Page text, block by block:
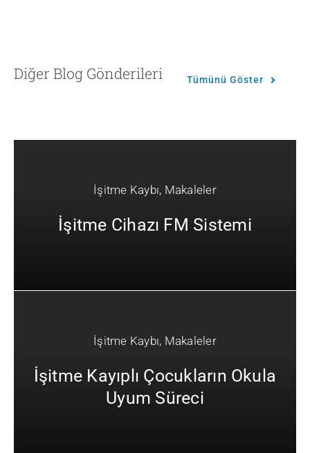
Diğer Blog Gönderileri Tümünü Göster
İşitme Kaybı, Makaleler
İşitme Cihazı FM Sistemi
İşitme Kaybı, Makaleler
İşitme Kayıplı Çocukların Okula
Uyum Süreci